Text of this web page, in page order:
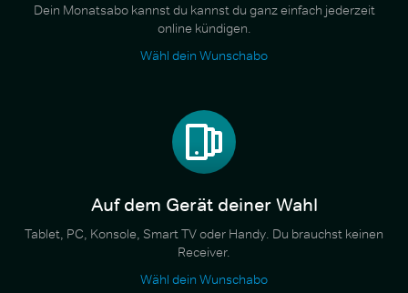
Dein Monatsabo kannst du kannst du ganz einfach jederzeit
online kündigen.
Wähl dein Wunschabo
Auf dem Gerät deiner Wahl
Tablet, PC, Konsole, Smart TV oder Handy. Du brauchst keinen
Receiver.
Wähl dein Wunschabo